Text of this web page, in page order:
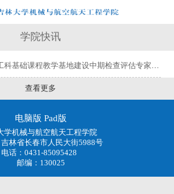
学院快讯
基础课程教学基地建设中期检查评估专家组检查
查看更多
电脑版 Pad版
学机械与航空航天工程学院
林省长春市人民大街5988号
电话：0431-85095428
邮编：130025